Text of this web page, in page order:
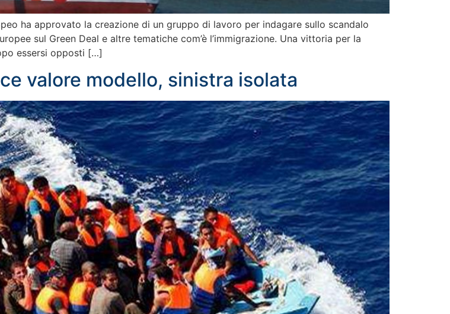
ha approvato la creazione di un gruppo di lavoro per indagare sullo scandalo
sul Green Deal e altre tematiche com’è l’immigrazione. Una vittoria per la
essersi opposti […]
valore modello, sinistra isolata